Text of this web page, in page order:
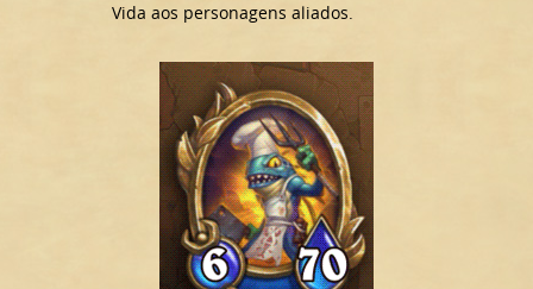
Vida aos personagens aliados.